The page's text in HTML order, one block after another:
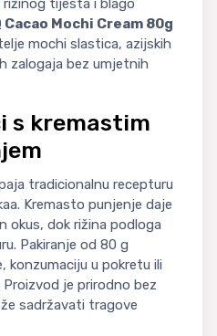
Cacao Mochi Cream 80g
mochi slastica, azijskih
zalogaja bez umjetnih
s kremastim
tradicionalnu recepturu
Kremasto punjenje daje
okus, dok rižina podloga
Pakiranje od 80 g
konzumaciju u pokretu ili
je prirodno bez
sadržavati tragove